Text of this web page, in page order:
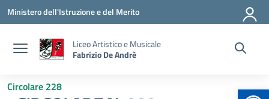
Vai ai contenuti
Vai al menu di navigazione
Vai al footer
Ministero dell'Istruzione e del Merito
Liceo Artistico e Musicale
Fabrizio De Andrè
Circolare 228